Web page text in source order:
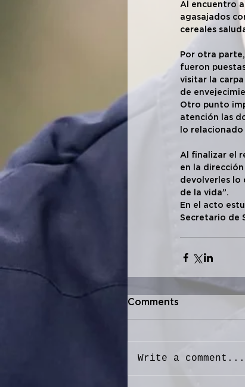
Al encuentro
agasajados
cereales
Por otra
fueron
visitar la
de
Otro punto
atención las
lo
Al finalizar el
en la
devolverles lo
de la vida”.
En el acto
Secretario de
Comments
Write a comment...